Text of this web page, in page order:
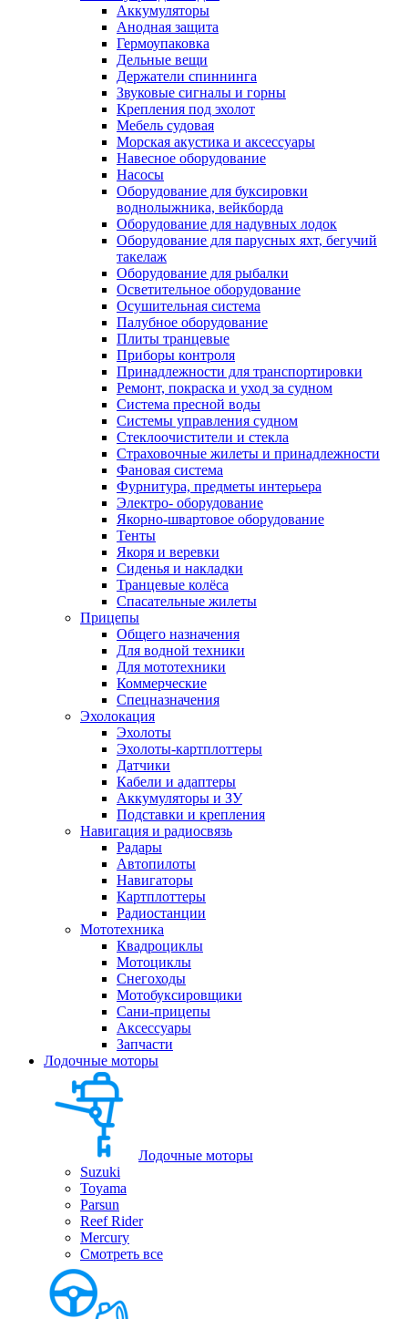
Аккумуляторы
Анодная защита
Гермоупаковка
Дельные вещи
Держатели спиннинга
Звуковые сигналы и горны
Крепления под эхолот
Мебель судовая
Морская акустика и аксессуары
Навесное оборудование
Насосы
Оборудование для буксировки
воднолыжника, вейкборда
Оборудование для надувных лодок
Оборудование для парусных яхт, бегучий
такелаж
Оборудование для рыбалки
Осветительное оборудование
Осушительная система
Палубное оборудование
Плиты транцевые
Приборы контроля
Принадлежности для транспортировки
Ремонт, покраска и уход за судном
Система пресной воды
Системы управления судном
Стеклоочистители и стекла
Страховочные жилеты и принадлежности
Фановая система
Фурнитура, предметы интерьера
Электро- оборудование
Якорно-швартовое оборудование
Тенты
Якоря и веревки
Сиденья и накладки
Транцевые колёса
Спасательные жилеты
Прицепы
Общего назначения
Для водной техники
Для мототехники
Коммерческие
Спецназначения
Эхолокация
Эхолоты
Эхолоты-картплоттеры
Датчики
Кабели и адаптеры
Аккумуляторы и ЗУ
Подставки и крепления
Навигация и радиосвязь
Радары
Автопилоты
Навигаторы
Картплоттеры
Радиостанции
Мототехника
Квадроциклы
Мотоциклы
Снегоходы
Мотобуксировщики
Сани-прицепы
Аксессуары
Запчасти
Лодочные моторы
Лодочные моторы
Suzuki
Toyama
Parsun
Reef Rider
Mercury
Смотреть все